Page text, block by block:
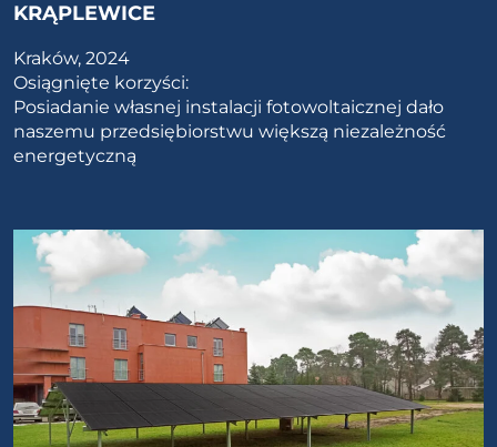
KRĄPLEWICE
Kraków, 2024
Osiągnięte korzyści:
Posiadanie własnej instalacji fotowoltaicznej dało
naszemu przedsiębiorstwu większą niezależność
energetyczną